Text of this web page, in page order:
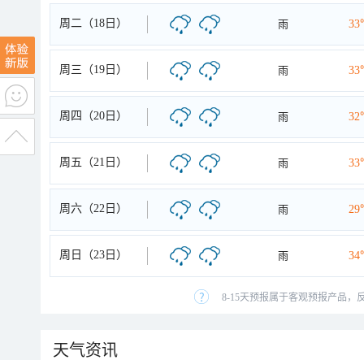
周二（18日） 雨
周三（19日） 雨
周四（20日） 雨
周五（21日） 雨
周六（22日） 雨
周日（23日） 雨
8-15天预报属于客观预报产品，
天气资讯